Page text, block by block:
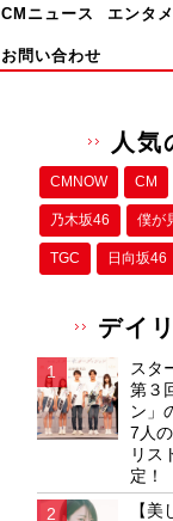
CMニュース エンタメ
お問い合わせ
人気
CMNOW CM
乃木坂46 僕が
TGC 日向坂46
デイ
スタ
第３
ン」
7人
リス
定！
【